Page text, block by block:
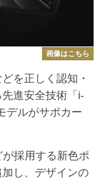
画像はこちら
を正しく認知・
進安全技術「i-
デルがサポカー
採用する新色ポ
し、デザインの